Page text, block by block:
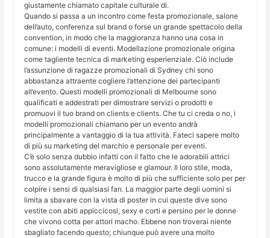
giustamente chiamato capitale culturale di.
Quando si passa a un incontro come festa promozionale, salone
dell’auto, conferenza sul brand o forse un grande spettacolo della
convention, in modo che la maggioranza hanno una cosa in
comune: i modelli di eventi. Modellazione promozionale origina
come tagliente tecnica di marketing esperienziale. Ciò include
l’assunzione di ragazze promozionali di Sydney chi sono
abbastanza attraente cogliere l’attenzione dei partecipanti
all’evento. Questi modelli promozionali di Melbourne sono
qualificati e addestrati per dimostrare servizi o prodotti e
promuovi il tuo brand on clients e clients. Che tu ci creda o no, i
modelli promozionali chiamano per un evento andrà
principalmente a vantaggio di la tua attività. Fateci sapere molto
di più su marketing del marchio e personale per eventi.
C’è solo senza dubbio infatti con il fatto che le adorabili attrici
sono assolutamente meravigliose e glamour. Il loro stile, moda,
trucco e la grande figura è molto di più che sufficiente solo per per
colpire i sensi di qualsiasi fan. La maggior parte degli uomini si
limita a sbavare con la vista di poster in cui queste dive sono
vestite con abiti appiccicosi, sexy e corti e persino per le donne
che vivono cotta per attori macho. Ebbene non troverai niente
sbagliato facendo questo; chiunque può avere una molto